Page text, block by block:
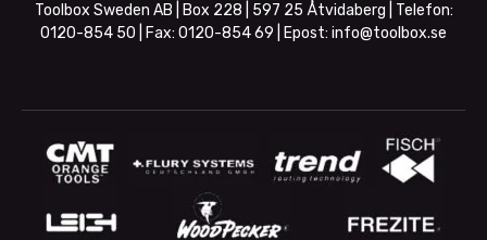
Toolbox Sweden AB | Box 228 | 597 25 Åtvidaberg | Telefon:
0120-854 50 | Fax: 0120-854 69 | Epost: info@toolbox.se